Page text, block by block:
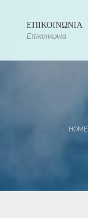
ΕΠΙΚΟΙΝΩΝΙΑ
Επικοινωνία
HOME